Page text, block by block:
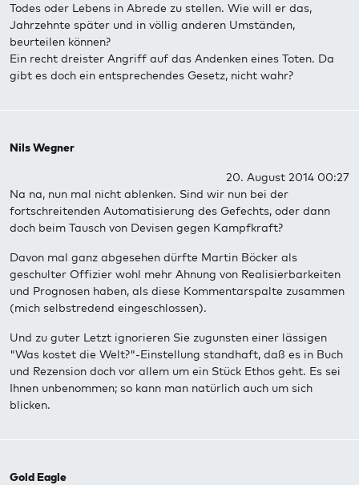
Todes oder Lebens in Abrede zu stellen. Wie will er das,
Jahrzehnte später und in völlig anderen Umständen,
beurteilen können?
Ein recht dreister Angriff auf das Andenken eines Toten. Da
gibt es doch ein entsprechendes Gesetz, nicht wahr?
Nils Wegner
20. August 2014 00:27
Na na, nun mal nicht ablenken. Sind wir nun bei der
fortschreitenden Automatisierung des Gefechts, oder dann
doch beim Tausch von Devisen gegen Kampfkraft?
Davon mal ganz abgesehen dürfte Martin Böcker als
geschulter Offizier wohl mehr Ahnung von Realisierbarkeiten
und Prognosen haben, als diese Kommentarspalte zusammen
(mich selbstredend eingeschlossen).
Und zu guter Letzt ignorieren Sie zugunsten einer lässigen
"Was kostet die Welt?"-Einstellung standhaft, daß es in Buch
und Rezension doch vor allem um ein Stück Ethos geht. Es sei
Ihnen unbenommen; so kann man natürlich auch um sich
blicken.
Gold Eagle